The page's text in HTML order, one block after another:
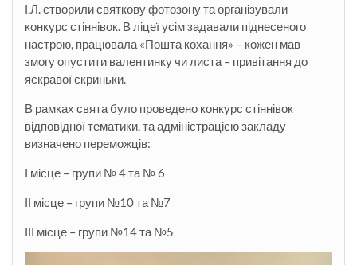
І.Л. створили святкову фотозону та організували
конкурс стіннівок. В ліцеї усім задавали піднесеного
настрою, працювала «Пошта кохання» – кожен мав
змогу опустити валентинку чи листа – привітання до
яскравої скриньки.
В рамках свята було проведено конкурс стіннівок
відповідної тематики, та адміністрацією закладу
визначено переможців:
І місце – групи № 4 та № 6
ІІ місце – групи №10 та №7
ІІІ місце – групи №14 та №5